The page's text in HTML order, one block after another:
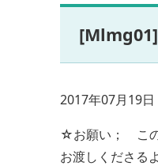
2017年07月19日
☆お願い； この
お渡しくださる